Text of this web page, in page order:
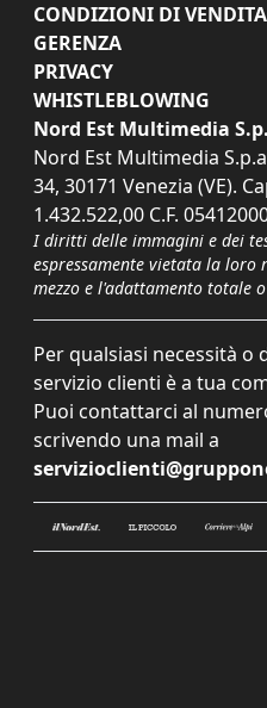
CONDIZIONI DI VENDITA
GERENZA
PRIVACY
WHISTLEBLOWING
Nord Est Multimedia
Nord Est Multimedia
34, 30171 Venezia (VE).
1.432.522,00 C.F.
I diritti delle immagini e dei
espressamente vietata la loro
mezzo e l'adattamento totale
Per qualsiasi necessità o
servizio clienti è a tua
Puoi contattarci al
scrivendo una mail a